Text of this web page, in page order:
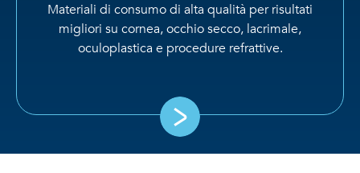
Materiali di consumo di alta qualità per risultati
migliori su cornea, occhio secco, lacrimale,
oculoplastica e procedure refrattive.